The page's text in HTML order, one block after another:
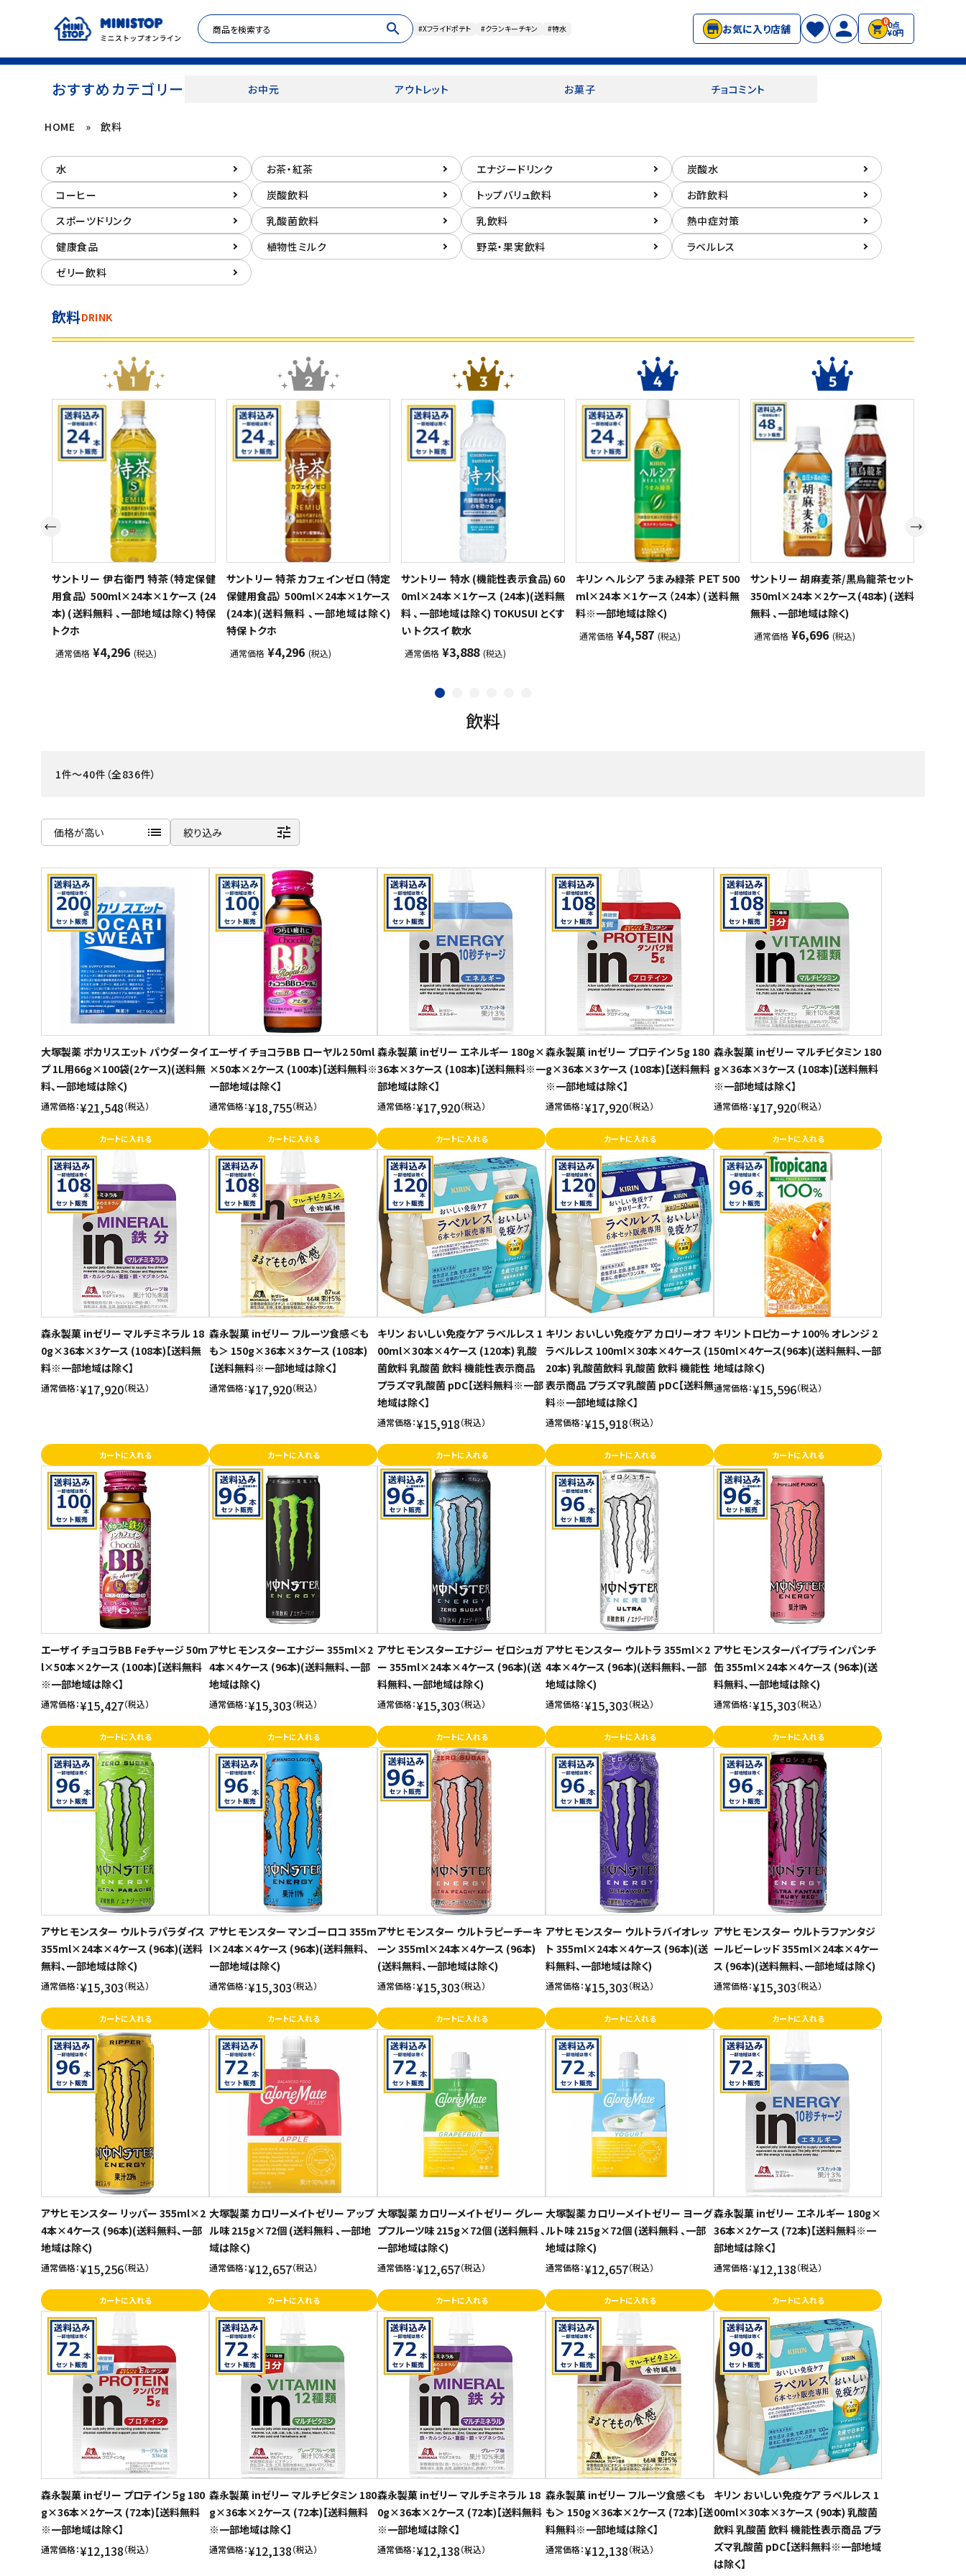
search #Xフライドポテト #クランキーチキン #特水 お気に入り店舗
00点
¥0円
おすすめカテゴリー お中元 アウトレット お菓子 チョコミント
ACCOUNT MENU
ログイン person 新規登録
セール商品
カテゴリから探す
冷凍食品
スイーツ
飲料
日用品
セール
フードロス
ペット用品
HOME » 飲料
水 お茶・紅茶 エナジードリンク
炭酸水
コーヒー
炭酸飲料 トップバリュ飲料
お酢飲料
スポーツドリンク
乳酸菌飲料 乳飲料
熱中症対策
健康食品
植物性ミルク 野菜・果実飲料
ラベルレス
ゼリー飲料
飲料DRINK
サントリー 伊右衛門 特茶（特定保健
用食品） 500ml×24本×1ケース (24
本) (送料無料 、一部地域は除く) 特保
トクホ
通常価格 ¥4,296 (税込)
サントリー 特茶 カフェインゼロ（特定
保健用食品） 500ml×24本×1ケース
(24本)(送料無料 、一部地域は除く)
特保 トクホ
通常価格 ¥4,296 (税込)
サントリー 特水 (機能性表示食品) 60
0ml×24本×1ケース (24本)(送料無
料 、一部地域は除く) TOKUSUI とくす
い トクスイ 軟水
通常価格 ¥3,888 (税込)
キリン ヘルシア うまみ緑茶 ＰＥＴ 500
ml×24本×1ケース（24本）(送料無
料※一部地域は除く)
通常価格 ¥4,587 (税込)
サントリー 胡麻麦茶/黒烏龍茶セット
350ml×24本×2ケース(48本) (送料
無料 、一部地域は除く)
通常価格 ¥6,696 (税込)
飲料
1件～40件（全836件）
価格が高い list
新着順
発売日順
価格が安い
価格が高い
お気に入り登録数
絞り込み tune
大塚製薬 ポカリスエット パウダータイ
プ 1L用66g×100袋(2ケース)(送料無
料、一部地域は除く)
通常価格：¥21,548（税込）
カートに入れる
エーザイ チョコラBB ローヤル2 50ml
×50本×2ケース (100本)【送料無料※
一部地域は除く】
通常価格：¥18,755（税込）
カートに入れる
森永製菓 inゼリー エネルギー 180g×
36本×3ケース (108本)【送料無料※一
部地域は除く】
通常価格：¥17,920（税込）
カートに入れる
森永製菓 inゼリー プロテイン５g 180
g×36本×3ケース (108本)【送料無料
※一部地域は除く】
通常価格：¥17,920（税込）
カートに入れる
森永製菓 inゼリー マルチビタミン 180
g×36本×3ケース (108本)【送料無料
※一部地域は除く】
通常価格：¥17,920（税込）
カートに入れる
森永製菓 inゼリー マルチミネラル 18
0g×36本×3ケース (108本)【送料無
料※一部地域は除く】
通常価格：¥17,920（税込）
カートに入れる
森永製菓 inゼリー フルーツ食感＜も
も＞ 150g×36本×3ケース (108本)
【送料無料※一部地域は除く】
通常価格：¥17,920（税込）
カートに入れる
キリン おいしい免疫ケア ラベルレス 1
00ml×30本×4ケース (120本) 乳酸
菌飲料 乳酸菌 飲料 機能性表示商品
プラズマ乳酸菌 pDC【送料無料※一部
地域は除く】
通常価格：¥15,918（税込）
カートに入れる
キリン おいしい免疫ケア カロリーオフ
ラベルレス 100ml×30本×4ケース (1
20本) 乳酸菌飲料 乳酸菌 飲料 機能性
表示商品 プラズマ乳酸菌 pDC【送料無
料※一部地域は除く】
通常価格：¥15,918（税込）
カートに入れる
キリン トロピカーナ 100％ オレンジ 2
50ml×4ケース(96本)(送料無料、一部
地域は除く)
通常価格：¥15,596（税込）
カートに入れる
エーザイ チョコラBB Feチャージ 50m
l×50本×2ケース (100本)【送料無料
※一部地域は除く】
通常価格：¥15,427（税込）
カートに入れる
アサヒ モンスターエナジー 355ml×2
4本×4ケース (96本)(送料無料、一部
地域は除く)
通常価格：¥15,303（税込）
カートに入れる
アサヒ モンスターエナジー ゼロシュガ
ー 355ml×24本×4ケース (96本)(送
料無料、一部地域は除く)
通常価格：¥15,303（税込）
カートに入れる
アサヒ モンスター ウルトラ 355ml×2
4本×4ケース (96本)(送料無料、一部
地域は除く)
通常価格：¥15,303（税込）
カートに入れる
アサヒ モンスターパイプラインパンチ
缶 355ml×24本×4ケース (96本)(送
料無料、一部地域は除く)
通常価格：¥15,303（税込）
カートに入れる
アサヒ モンスター ウルトラパラダイス
355ml×24本×4ケース (96本)(送料
無料、一部地域は除く)
通常価格：¥15,303（税込）
カートに入れる
アサヒ モンスター マンゴーロコ 355m
l×24本×4ケース (96本)(送料無料、
一部地域は除く)
通常価格：¥15,303（税込）
カートに入れる
アサヒ モンスター ウルトラピーチーキ
ーン 355ml×24本×4ケース (96本)
(送料無料、一部地域は除く)
通常価格：¥15,303（税込）
カートに入れる
アサヒ モンスター ウルトラバイオレッ
ト 355ml×24本×4ケース (96本)(送
料無料、一部地域は除く)
通常価格：¥15,303（税込）
カートに入れる
アサヒ モンスター ウルトラファンタジ
ールビーレッド 355ml×24本×4ケー
ス (96本)(送料無料、一部地域は除く)
通常価格：¥15,303（税込）
カートに入れる
アサヒ モンスター リッパー 355ml×2
4本×4ケース (96本)(送料無料、一部
地域は除く)
通常価格：¥15,256（税込）
カートに入れる
大塚製薬 カロリーメイトゼリー アップ
ル味 215g×72個 (送料無料 、一部地
域は除く)
通常価格：¥12,657（税込）
カートに入れる
大塚製薬 カロリーメイトゼリー グレー
プフルーツ味 215g×72個 (送料無料 、
一部地域は除く)
通常価格：¥12,657（税込）
カートに入れる
大塚製薬 カロリーメイトゼリー ヨーグ
ルト味 215g×72個 (送料無料 、一部
地域は除く)
通常価格：¥12,657（税込）
カートに入れる
森永製菓 inゼリー エネルギー 180g×
36本×2ケース (72本)【送料無料※一
部地域は除く】
通常価格：¥12,138（税込）
カートに入れる
森永製菓 inゼリー プロテイン５g 180
g×36本×2ケース (72本)【送料無料
※一部地域は除く】
通常価格：¥12,138（税込）
森永製菓 inゼリー マルチビタミン 180
g×36本×2ケース (72本)【送料無料
※一部地域は除く】
通常価格：¥12,138（税込）
森永製菓 inゼリー マルチミネラル 18
0g×36本×2ケース (72本)【送料無料
※一部地域は除く】
通常価格：¥12,138（税込）
森永製菓 inゼリー フルーツ食感＜も
も＞ 150g×36本×2ケース (72本)【送
料無料※一部地域は除く】
通常価格：¥12,138（税込）
キリン おいしい免疫ケア ラベルレス 1
00ml×30本×3ケース (90本) 乳酸菌
飲料 乳酸菌 飲料 機能性表示商品 プラ
ズマ乳酸菌 pDC【送料無料※一部地域
は除く】